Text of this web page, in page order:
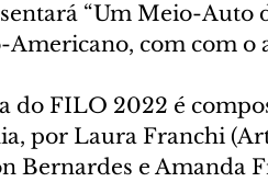
“Um Meio-Auto
com com o
do FILO 2022 é
por Laura Franchi
Bernardes e Amanda